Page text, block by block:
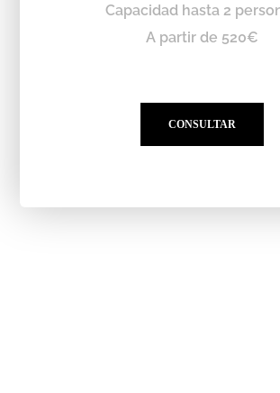
Capacidad hasta 2
A partir de 520€
CONSULTAR